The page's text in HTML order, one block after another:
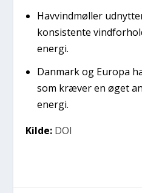
Havvindmøller
konsistente
energi.
Danmark og Europa
som kræver en øget
energi.
Kilde: DOI